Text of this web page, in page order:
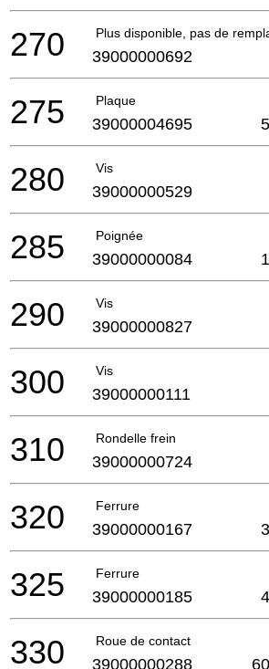
Plus disponible, pas de
270 39000000692
Plaque
275 39000004695
Vis
280 39000000529
Poignée
285 39000000084
Vis
290 39000000827
Vis
300 39000000111
Rondelle frein
310 39000000724
Ferrure
320 39000000167
Ferrure
325 39000000185
Roue de contact
330 39000000288